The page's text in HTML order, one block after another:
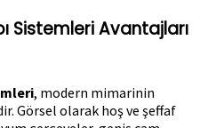
Sistemleri Avantajları
, modern mimarinin
Görsel olarak hoş ve şeffaf